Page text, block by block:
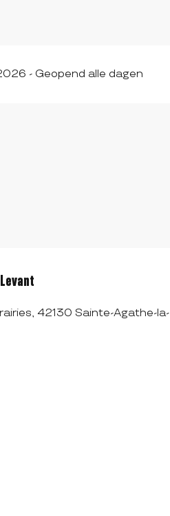
- Geopend alle dagen
42130 Sainte-Agathe-